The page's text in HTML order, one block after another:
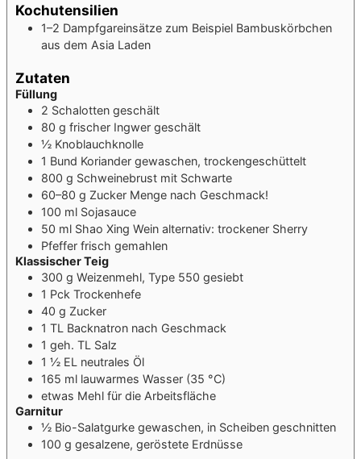
Kochutensilien
1–2 Dampfgareinsätze zum Beispiel Bambuskörbchen
aus dem Asia Laden
Zutaten
Füllung
2 Schalotten geschält
80 g frischer Ingwer geschält
½ Knoblauchknolle
1 Bund Koriander gewaschen, trockengeschüttelt
800 g Schweinebrust mit Schwarte
60–80 g Zucker Menge nach Geschmack!
100 ml Sojasauce
50 ml Shao Xing Wein alternativ: trockener Sherry
Pfeffer frisch gemahlen
Klassischer Teig
300 g Weizenmehl, Type 550 gesiebt
1 Pck Trockenhefe
40 g Zucker
1 TL Backnatron nach Geschmack
1 geh. TL Salz
1 ½ EL neutrales Öl
165 ml lauwarmes Wasser (35 °C)
etwas Mehl für die Arbeitsfläche
Garnitur
½ Bio-Salatgurke gewaschen, in Scheiben geschnitten
100 g gesalzene, geröstete Erdnüsse